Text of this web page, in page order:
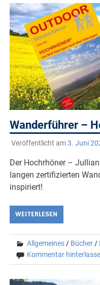
Wanderführer –
Veröffentlicht am3. Juni
Der Hochrhöner –
langen zertifizierten
inspiriert!
WEITERLESEN
Allgemeines / Bücher /
Kommentar